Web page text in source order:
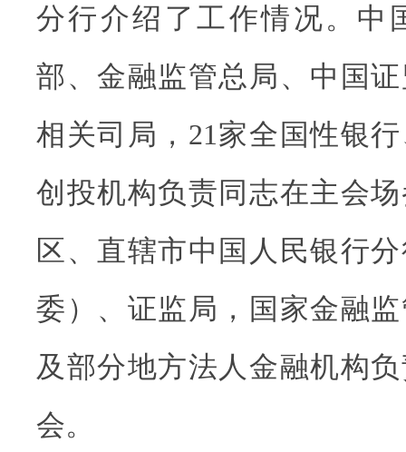
分行介绍了工作情况。中
部、金融监管总局、中国
相关司局，21家全国性银
创投机构负责同志在主会
区、直辖市中国人民银行
委）、证监局，国家金融
及部分地方法人金融机构
会。